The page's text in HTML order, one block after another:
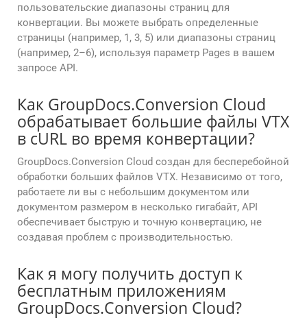
пользовательские диапазоны страниц для
конвертации. Вы можете выбрать определенные
страницы (например, 1, 3, 5) или диапазоны страниц
(например, 2–6), используя параметр Pages в вашем
запросе API.
Как GroupDocs.Conversion Cloud
обрабатывает большие файлы VTX
в cURL во время конвертации?
GroupDocs.Conversion Cloud создан для бесперебойной
обработки больших файлов VTX. Независимо от того,
работаете ли вы с небольшим документом или
документом размером в несколько гигабайт, API
обеспечивает быструю и точную конвертацию, не
создавая проблем с производительностью.
Как я могу получить доступ к
бесплатным приложениям
GroupDocs.Conversion Cloud?